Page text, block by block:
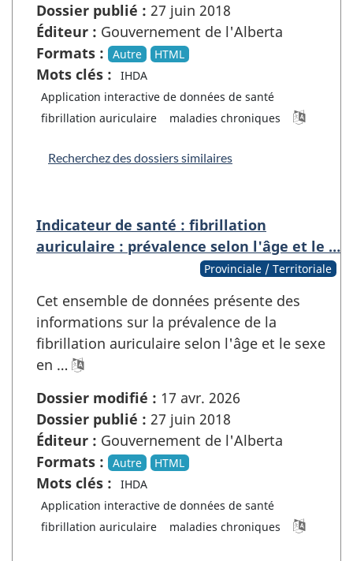
Dossier publié : 27 juin 2018
Éditeur : Gouvernement de l'Alberta
Formats :
Autre HTML
Mots clés :
IHDA
Application interactive de données de santé
fibrillation auriculaire
maladies chroniques
Recherchez des dossiers similaires
Indicateur de santé : fibrillation
auriculaire : prévalence selon l'âge et le …
Provinciale / Territoriale
Cet ensemble de données présente des
informations sur la prévalence de la
fibrillation auriculaire selon l'âge et le sexe
en …
Dossier modifié : 17 avr. 2026
Dossier publié : 27 juin 2018
Éditeur : Gouvernement de l'Alberta
Formats :
Autre HTML
Mots clés :
IHDA
Application interactive de données de santé
fibrillation auriculaire
maladies chroniques